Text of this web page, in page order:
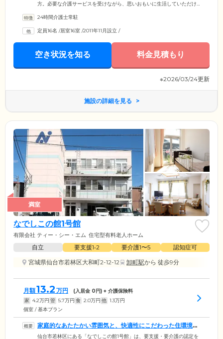
方。必要な介護サービスを受けながら、思いおもいに生活していただけ
プライバシーの保たれた空間で、おひとりの時間を大切にしていただけ
に手すりを設置しており、歩行に不安を抱えた方をサポートしていま
す。さらに、階段には昇降機を設置しているので、車いすをご利用の方
24時間介護士常駐
定員16名 /居室16室 /2011年11月設立 /
空き状況を知る 料金見積もり
※2026/03/24更新
施設の詳細を見る
満室
なでしこの館1号館
有限会社 ティー・シー・エム 住宅型有料老人ホーム
自立 要支援1•2 要介護1〜5
認知症可
宮城県仙台市若林区大和町2-12-12
卸町駅から 徒歩9分
月額13.2 万円 (入居金 0円) + 介護保険料
家 4.2万円 管 5.7万円 食 2.0万円 他 1.3万円
個室 / 基本プラン
家庭的なあたたかい雰囲気と、快適性にこだわった住環境を
両立しています
仙台市若林区にある「なでしこの館1号館」は、要支援・要介護の認定を